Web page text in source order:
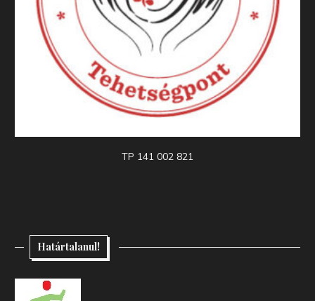
TP 141 002 821
Határtalanul!